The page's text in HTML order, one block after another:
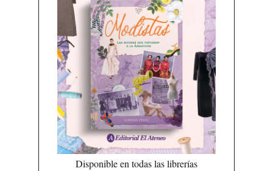
Disponible en todas las librerías